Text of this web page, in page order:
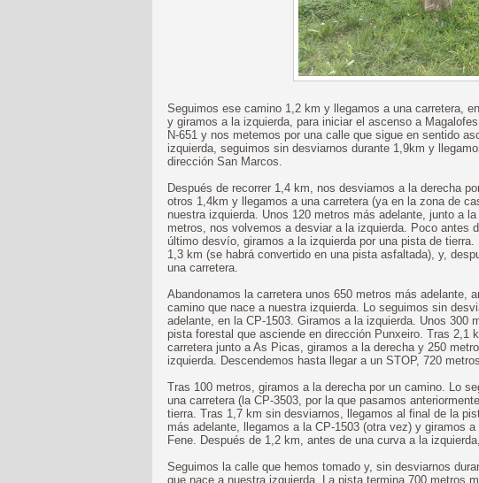
Seguimos ese camino 1,2 km y llegamos a una carretera,
y giramos a la izquierda, para iniciar el ascenso a
N-651 y nos metemos por una calle que sigue en sentido
izquierda, seguimos sin desviarnos durante 1,9km y
dirección San Marcos.
Después de recorrer 1,4 km, nos desviamos a la derecha
otros 1,4km y llegamos a una carretera (ya en la zona de
nuestra izquierda. Unos 120 metros más adelante, junto a
metros, nos volvemos a desviar a la izquierda. Poco antes
último desvío, giramos a la izquierda por una pista de
1,3 km (se habrá convertido en una pista asfaltada), y,
una carretera.
Abandonamos la carretera unos 650 metros más adelante,
camino que nace a nuestra izquierda. Lo seguimos sin
adelante, en la CP-1503. Giramos a la izquierda. Unos 300
pista forestal que asciende en dirección Punxeiro. Tras 2,1
carretera junto a As Picas, giramos a la derecha y 250
izquierda. Descendemos hasta llegar a un STOP, 720
Tras 100 metros, giramos a la derecha por un camino. Lo
una carretera (la CP-3503, por la que pasamos
tierra. Tras 1,7 km sin desviarnos, llegamos al final de la
más adelante, llegamos a la CP-1503 (otra vez) y giramos
Fene. Después de 1,2 km, antes de una curva a la
Seguimos la calle que hemos tomado y, sin desviarnos
que nace a nuestra izquierda. La pista termina 700 metros